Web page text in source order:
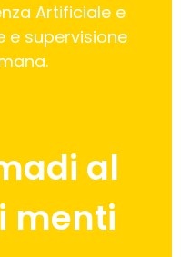
Artificiale e
e supervisione
al
menti